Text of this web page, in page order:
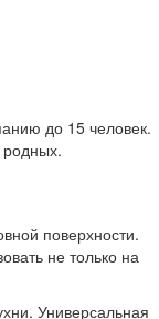
до 15 человек.
поверхности.
не только на
Универсальная